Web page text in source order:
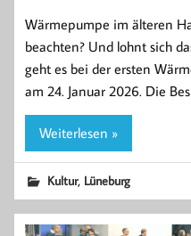
Wärmepumpe im älteren
beachten? Und lohnt sich
geht es bei der ersten
am 24. Januar 2026. Die
Weiterlesen »
Kultur, Lüneburg